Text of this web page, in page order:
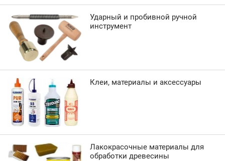
Ударный и пробивной ручной
инструмент
Клеи, материалы и аксессуары
Лакокрасочные материалы для
обработки древесины